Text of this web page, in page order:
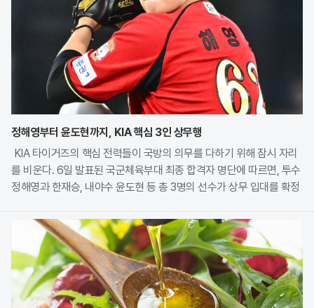
정해영부터 윤도현까지, KIA 핵심 3인 상무행
KIA 타이거즈의 핵심 전력들이 국방의 의무를 다하기 위해 잠시 자리
를 비운다. 6일 발표된 국군체육부대 최종 합격자 명단에 따르면, 투수
정해영과 한재승, 내야수 윤도현 등 총 3명의 선수가 상무 입대를 확정
을 보였으나, 최종적으로 구단과